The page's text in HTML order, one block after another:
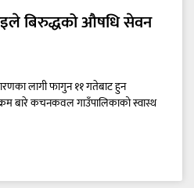
बिरुद्धको औषधि सेवन
लागी फागुन ११ गतेबाट हुन
बारे कचनकवल गाउँपालिकाको स्वास्थ